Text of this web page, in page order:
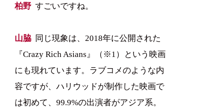
柏野 すごいですね。
山脇 同じ現象は、2018年に公開された
『Crazy Rich Asians』（※1）という映画
にも現れています。ラブコメのような内
容ですが、ハリウッドが制作した映画で
は初めて、99.9%の出演者がアジア系。